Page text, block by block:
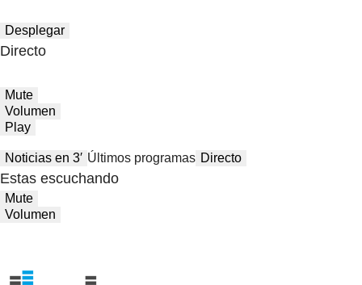
Desplegar
Directo
Mute
Volumen
Play
Noticias en 3′ Últimos programas Directo
Estas escuchando
Mute
Volumen